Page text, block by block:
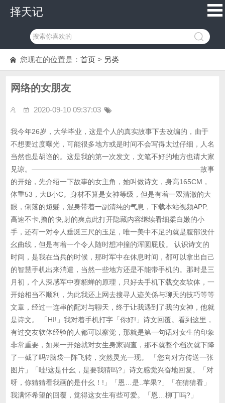
择天记
您现在的位置是： 首页 > 另类
网络的女朋友
2020-09-10 09:37:03
我今年26岁，大学毕业，这是个人的真实故事下去改编的，由于
不想要过度曝光，可能很多地方或是时间不会写得太过仔细，人名
当然也是胡诌的。这是我的第一次发文，文笔不好的地方也请大家
见谅。————————————————————————故事
的开始，先介绍一下故事的女主角，她叫做诗文，身高165CM，
体重53，大B小C。身材不算是女神等级，但是有着一双清澈的大
眼，俐落的短髮，混身带着一副清纯的气息，下载本站视频APP,
高速不卡,撸的快,射的爽点此打开隐藏内容继续看细柔白嫩的小
手，还有一对令人垂涎三尺的玉足，唯一美中不足的就是腹部没什
幺曲线，但是有着一个令人随时想冲撞的浑圆屁股。 认识诗文的
时间，是我在当兵的时候，那时军中在休息时间，都可以拿出自己
的智慧手机出来消遣，当然一些地方还是不能带手机的。那时是三
月初，个人深感军中赛貂蝉的原理，只好去手机下载交友软体，一
开始相当不顺利，为此我还上网去搜寻人迹关係与聊天的技巧等等
文章，经过一连串的配对与聊天，终于让我遇到了我的女神，他就
是诗文。 「HI!」我对着手机打字「你好!」诗文回覆。看到这里，
有过交友软体经验的人都可以察觉，那就是第一句话对女生的印象
非常重要，如果一开始就对女生身家调查，那不就整个档次就下降
了一截了吗?脑袋一阵飞转，突然灵光一现。 「您向对方传送一张
图片」「哇!这是什幺，是要我猜吗?」诗文感觉兴奋地回复。「对
呀，你猜猜看我画的是什幺！!」「恩…是..苹果?」「在猜猜看」
我满怀希望的回覆，觉得这女生有些可爱。「恩…柳丁吗?」